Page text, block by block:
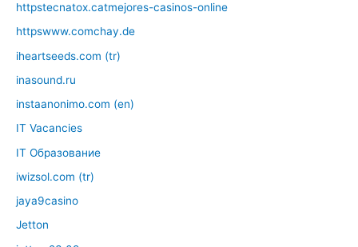
httpstecnatox.catmejores-casinos-online
httpswww.comchay.de
iheartseeds.com (tr)
inasound.ru
instaanonimo.com (en)
IT Vacancies
IT Образование
iwizsol.com (tr)
jaya9casino
Jetton